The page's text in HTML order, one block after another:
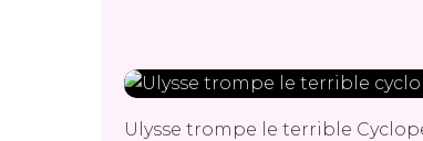
Ulysse trompe le terrible